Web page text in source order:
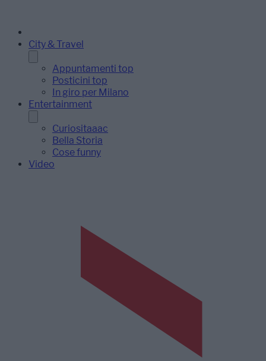
City & Travel
Appuntamenti top
Posticini top
In giro per Milano
Entertainment
Curiositaaac
Bella Storia
Cose funny
Video